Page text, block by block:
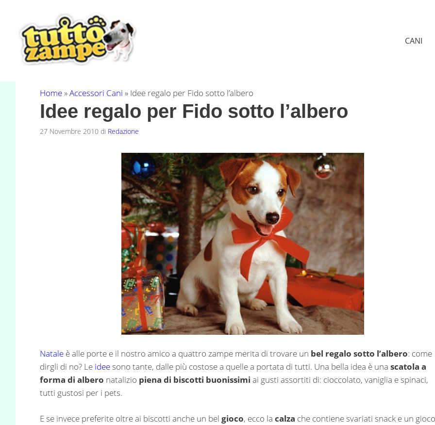
contenuto
CANI
Home»Accessori Cani » Idee regalo per Fido sotto l’albero
Idee regalo per Fido sotto l’albero
27 Novembre 2010 di Redazione
Natale è alle porte e il nostro amico a quattro zampe merita di trovare un bel regalo sotto l’albero: come
dirgli di no? Le ideesono tante, dalle più costose a quelle a portata di tutti. Una bella idea è una scatola a
forma di albero natalizio piena di biscotti buonissimi ai gusti assortiti di: cioccolato, vaniglia e spinaci,
tutti gustosi per i pets.
E se invece preferite oltre ai biscotti anche un bel gioco, ecco la calza che contiene svariati snack e un gioco